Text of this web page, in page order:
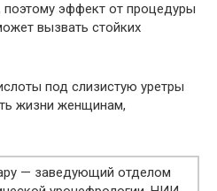
поэтому эффект от процедуры
вызвать стойких
под слизистую уретры
жизни женщинам,
— заведующий отделом